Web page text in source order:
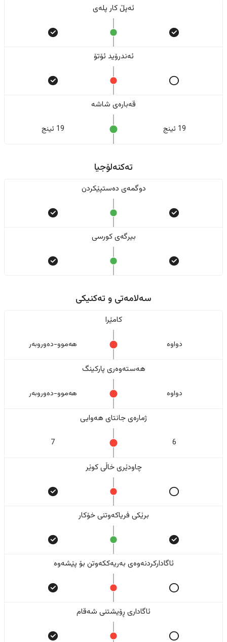
ئەپڵ کار پلەی
ئەندرۆید ئۆتۆ
قەبارەی شاشە
19 ئینج 19 ئینج
تەکنەلۆجیا
دوگمەی دەستپێکردن
بیرگەی کورسی
سەلامەتی و تەکنیکی
کامێرا
دواوە هەموو-دەوروبەر
هەستەوەری پارکینگ
دواوە هەموو-دەوروبەر
ژمارەی جانتای هەوایی
6
7
چاودێری خاڵی کوێر
برێکی فریاکەوتنی خۆکار
ئاگادارکردنەوەی بەریەککەوتن بۆ پێشەوە
ئاگاداری ڕۆیشتنی شەقام